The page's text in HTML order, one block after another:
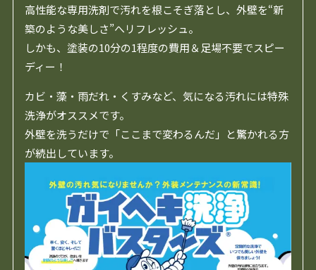
高性能な専用洗剤で汚れを根こそぎ落とし、外壁を“新
築のような美しさ”へリフレッシュ。
しかも、塗装の10分の1程度の費用＆足場不要でスピー
ディー！
カビ・藻・雨だれ・くすみなど、気になる汚れには特殊
洗浄がオススメです。
外壁を洗うだけで「ここまで変わるんだ」と驚かれる方
が続出しています。